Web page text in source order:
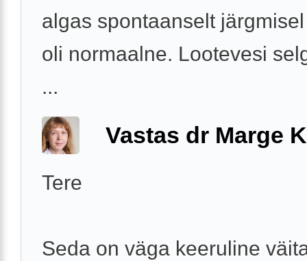
algas spontaanselt
oli normaalne. Lootevesi
...
Vastas dr Marge
Tere
Seda on väga keeruline